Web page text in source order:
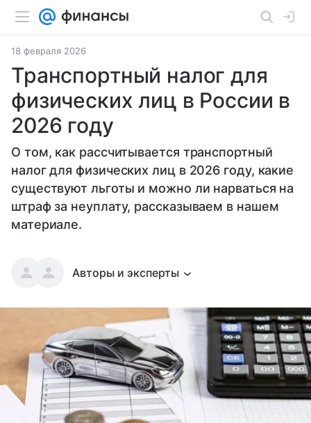
18 февраля 2026
Транспортный налог для
физических лиц в России в
2026 году
О том, как рассчитывается транспортный
налог для физических лиц в 2026 году, какие
существуют льготы и можно ли нарваться на
штраф за неуплату, рассказываем в нашем
материале.
Авторы и эксперты